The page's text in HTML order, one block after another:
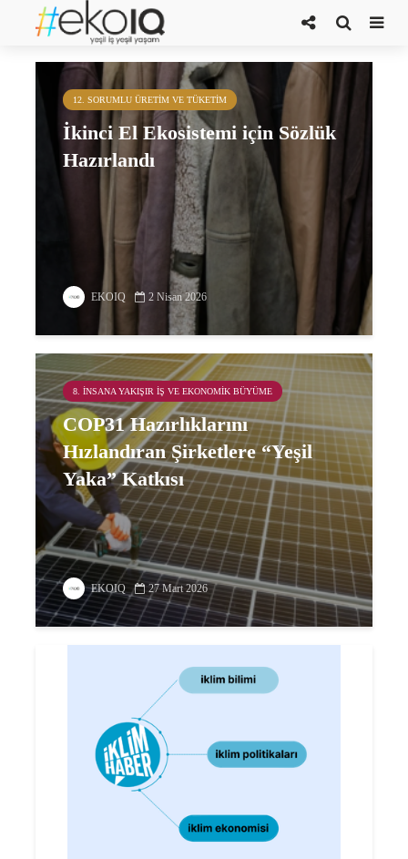
Döngüsel ekonomi
12. SORUMLU ÜRETIM VE TÜKETIM
İkinci El Ekosistemi için Sözlük
Hazırlandı
EKOIQ 2 Nisan 2026
8. İNSANA YAKIŞIR İŞ VE EKONOMIK BÜYÜME
COP31 Hazırlıklarını
Hızlandıran Şirketlere “Yeşil
Yaka” Katkısı
EKOIQ 27 Mart 2026